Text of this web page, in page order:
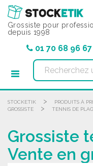
Grossiste pour
depuis 1998
01 70 68 96 67
STOCKETIK > PRODUITS À
GROSSISTE
> TENNIS DE
Grossiste
Vente en
Panneau de gestion des